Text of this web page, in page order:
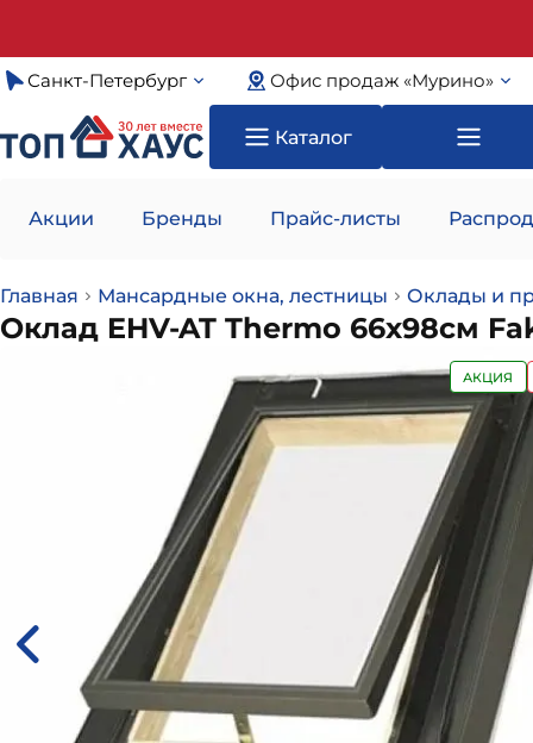
Санкт-Петербург Офис продаж «Мурино»
Каталог
Акции Бренды Прайс-листы
Главная Мансардные окна, лестницы Оклады и
Оклад EHV-AT Thermo 66х98см
АКЦИЯ